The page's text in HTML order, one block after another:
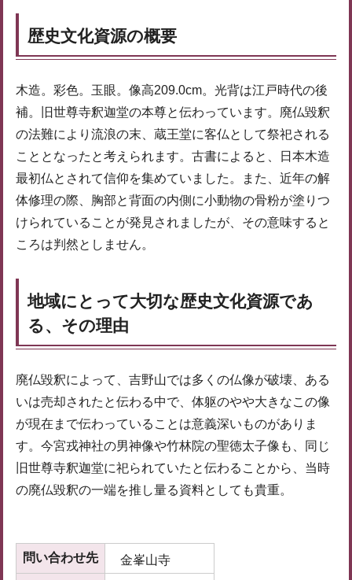
歴史文化資源の概要
木造。彩色。玉眼。像高209.0cm。光背は江戸時代の後
補。旧世尊寺釈迦堂の本尊と伝わっています。廃仏毀釈
の法難により流浪の末、蔵王堂に客仏として祭祀される
こととなったと考えられます。古書によると、日本木造
最初仏とされて信仰を集めていました。また、近年の解
体修理の際、胸部と背面の内側に小動物の骨粉が塗りつ
けられていることが発見されましたが、その意味すると
ころは判然としません。
地域にとって大切な歴史文化資源であ
る、その理由
廃仏毀釈によって、吉野山では多くの仏像が破壊、ある
いは売却されたと伝わる中で、体躯のやや大きなこの像
が現在まで伝わっていることは意義深いものがありま
す。今宮戎神社の男神像や竹林院の聖徳太子像も、同じ
旧世尊寺釈迦堂に祀られていたと伝わることから、当時
の廃仏毀釈の一端を推し量る資料としても貴重。
問い合わせ先 金峯山寺